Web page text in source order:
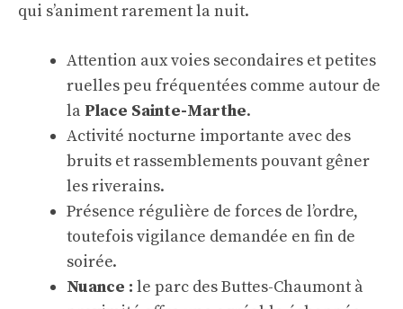
qui s’animent rarement la nuit.
Attention aux voies secondaires et petites
ruelles peu fréquentées comme autour de
la Place Sainte-Marthe.
Activité nocturne importante avec des
bruits et rassemblements pouvant gêner
les riverains.
Présence régulière de forces de l’ordre,
toutefois vigilance demandée en fin de
soirée.
Nuance : le parc des Buttes-Chaumont à